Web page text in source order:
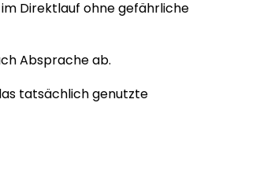
Direktlauf ohne gefährliche
Absprache ab.
tatsächlich genutzte